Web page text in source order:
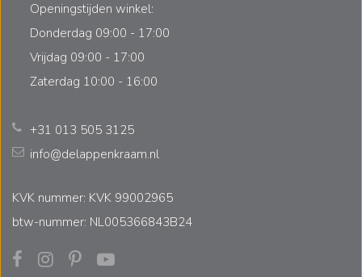
Openingstijden winkel:
Donderdag 09:00 - 17:00
Vrijdag 09:00 - 17:00
Zaterdag 10:00 - 16:00
+31 013 505 3125
info@delappenkraam.nl
KVK nummer: KVK 99002965
btw-nummer: NL005366843B24